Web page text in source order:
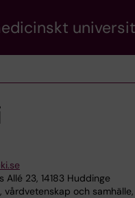
Allé 23, 14183 Huddinge
vårdvetenskap och